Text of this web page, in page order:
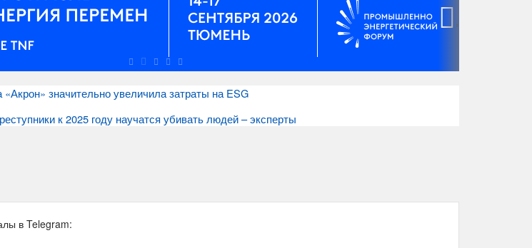
›
«Акрон» значительно увеличила затраты на ESG
к 2025 году научатся убивать людей – эксперты
в Telegram: